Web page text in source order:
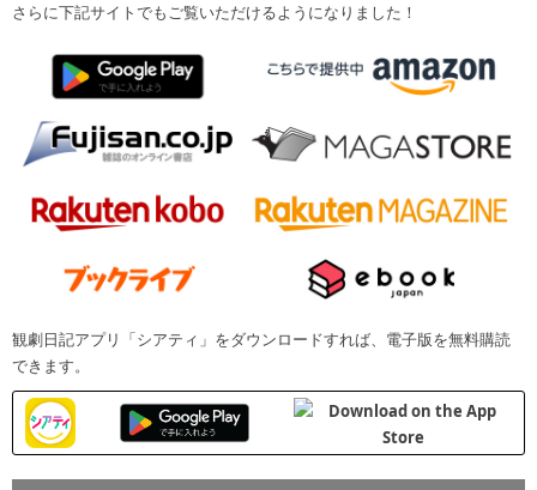
さらに下記サイトでもご覧いただけるようになりました！
観劇日記アプリ「シアティ」をダウンロードすれば、電子版を無料購読
できます。